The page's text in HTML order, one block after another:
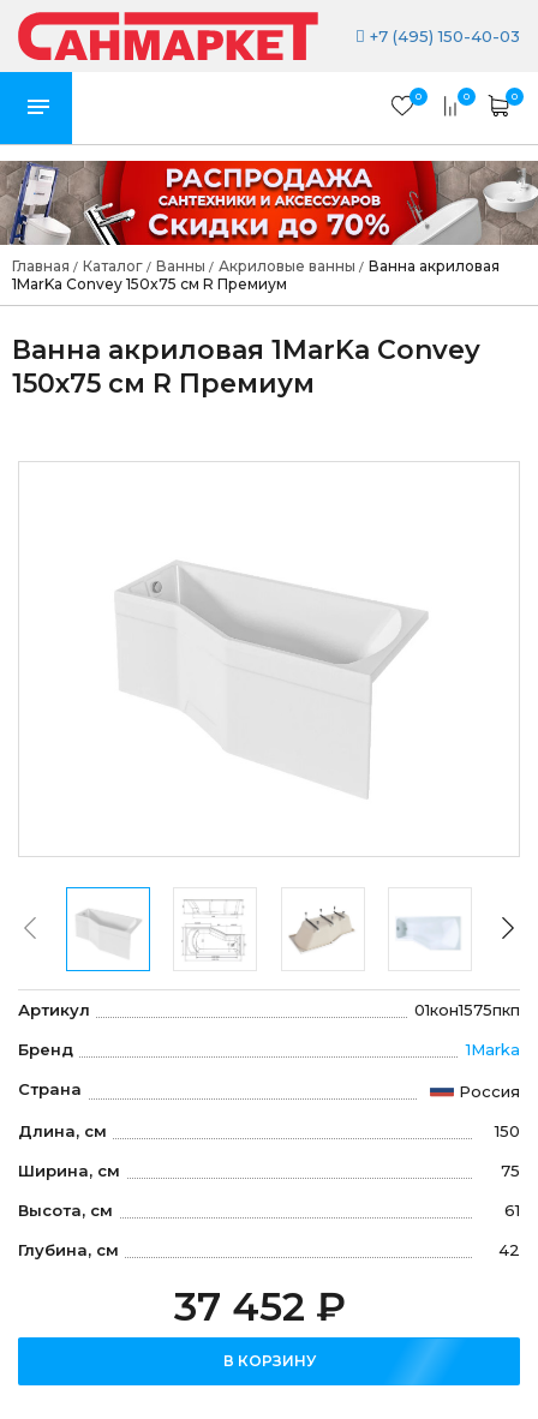
+7 (495) 150-40-03
0 0 0
Главная / Каталог / Ванны / Акриловые ванны / Ванна акриловая
1MarKa Convey 150x75 см R Премиум
Ванна акриловая 1MarKa Convey
150x75 см R Премиум
Артикул 01кон1575пкп
Бренд 1Marka
Страна Россия
Длина, см 150
Ширина, см 75
Высота, см 61
Глубина, см 42
37 452 ₽
В КОРЗИНУ